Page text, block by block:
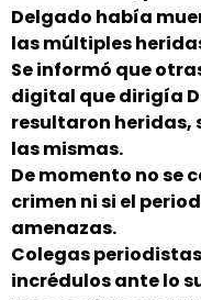
Delgado había
las múltiples
Se informó que
digital que dirigía
resultaron heridas,
las mismas.
De momento no se
crimen ni si el
amenazas.
Colegas
incrédulos ante lo